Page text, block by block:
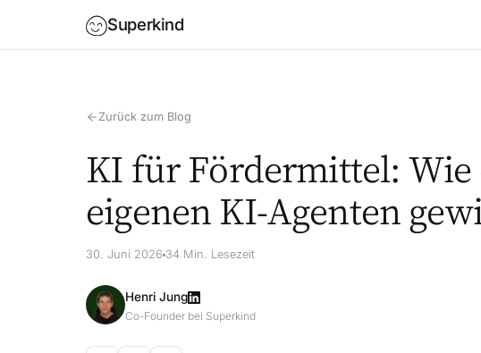
Superkind
Zurück zum Blog
KI für Fördermittel:
eigenen KI-Agenten
30. Juni 2026 34 Min. Lesezeit
Henri Jung
Co-Founder bei Superkind